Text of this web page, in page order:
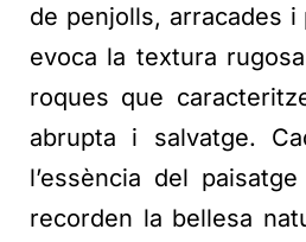
de penjolls, arracades
evoca la textura
roques que
abrupta i salvatge.
l’essència del
recorden la bellesa